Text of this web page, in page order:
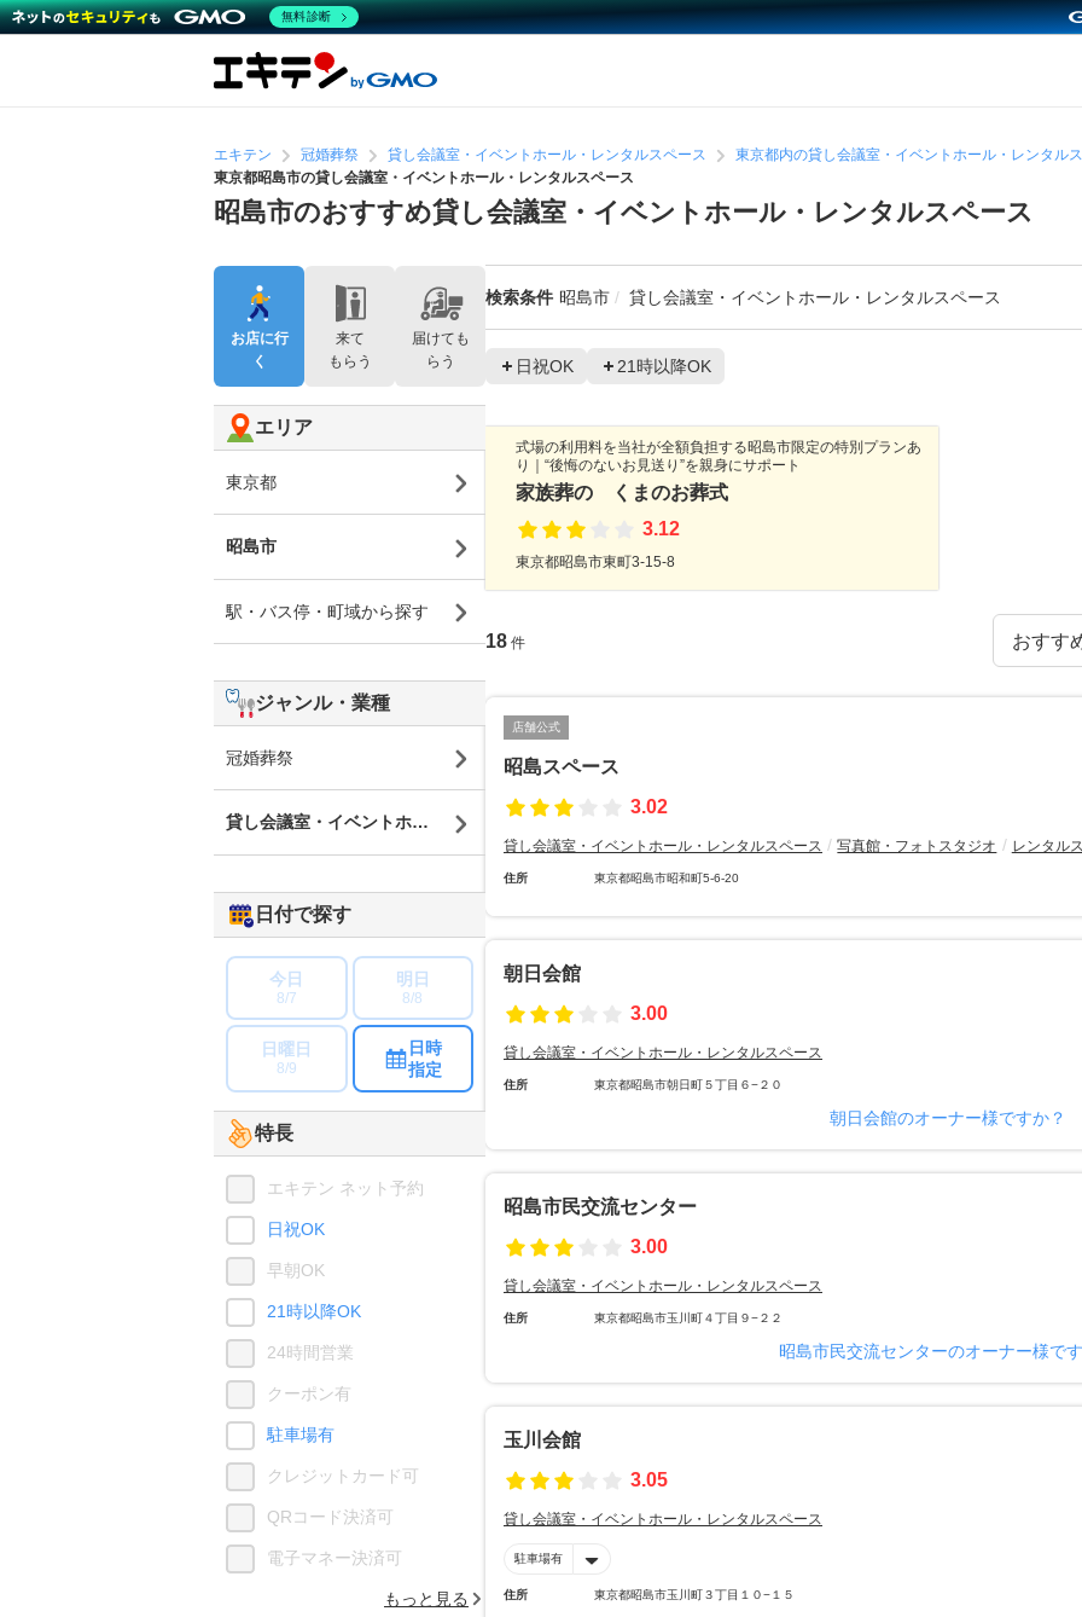
エキテン 冠婚葬祭 貸し会議室・イベントホール・レンタルスペース
東京都内の貸し会議室・イベントホール・レンタル
東京都昭島市の貸し会議室・イベントホール・レンタルスペース
昭島市のおすすめ貸し会議室・イベントホール・レンタルスペース
検索条件 昭島市 貸し会議室・イベントホール・レンタルスペース
日祝OK 21時以降OK
式場の利用料を当社が全額負担する昭島市限定の特別プランあ
り｜“後悔のないお見送り”を親身にサポート
家族葬の くまのお葬式
3.12
東京都昭島市東町3-15-8
18 件
店舗公式
昭島スペース
3.02
貸し会議室・イベントホール・レンタルスペース 写真館・フォトスタジオ レンタル
住所 東京都昭島市昭和町5-6-20
朝日会館
3.00
貸し会議室・イベントホール・レンタルスペース
住所 東京都昭島市朝日町５丁目６−２０
朝日会館のオーナー様ですか？
昭島市民交流センター
3.00
貸し会議室・イベントホール・レンタルスペース
住所 東京都昭島市玉川町４丁目９−２２
昭島市民交流センターのオーナー様で
玉川会館
3.05
貸し会議室・イベントホール・レンタルスペース
駐車場有
住所 東京都昭島市玉川町３丁目１０−１５
お店に行
く
来て
もらう
届けても
らう
エリア
東京都
昭島市
駅・バス停・町域から探す
ジャンル・業種
冠婚葬祭
貸し会議室・イベントホール・レンタルスペース
日付で探す
今日
8/7
明日
8/8
日曜日
8/9
日時
指定
特長
エキテン ネット予約
日祝OK
早朝OK
21時以降OK
24時間営業
クーポン有
駐車場有
クレジットカード可
QRコード決済可
電子マネー決済可
もっと見る
無料診断